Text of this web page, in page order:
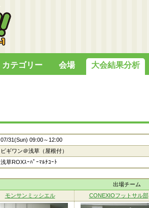
カテゴリー 会場 大会結果分析
07/31(Sun) 09:00～12:00
ビギワン＠浅草（屋根付）
浅草ROXｽｰﾊﾟｰﾏﾙﾁｺｰﾄ
出場チーム
モンサンミッシエル CONEXIOフットサル部